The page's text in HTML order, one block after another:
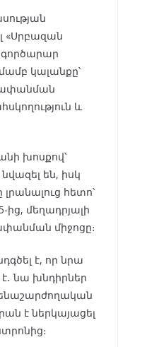
«Սրբազան
կալանքը՝
և
խոսքով՝
են, իսկ
հետո՝
ից, մեղադրյալի
միջոցը։
է, որ նրա
նա խնդիրներ
է ներկայացել